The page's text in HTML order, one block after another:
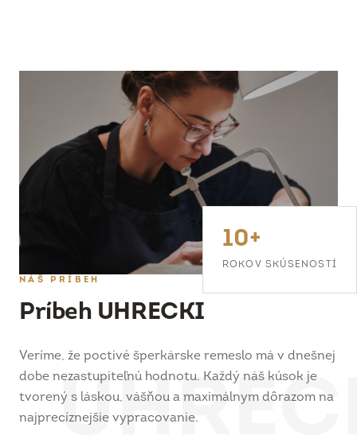
10+
ROKOV SKÚSENOSTÍ
NÁŠ PRÍBEH
Príbeh UHRECKI
Veríme, že poctivé šperkárske remeslo má v dnešnej
dobe nezastupiteľnú hodnotu. Každý náš kúsok je
tvorený s láskou, vášňou a maximálnym dôrazom na
najprecíznejšie vypracovanie.